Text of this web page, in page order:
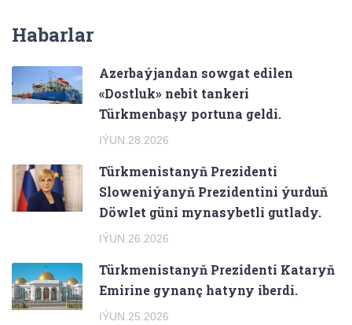
Habarlar
Azerbaýjandan sowgat edilen
«Dostluk» nebit tankeri
Türkmenbaşy portuna geldi.
IÝUN.28.2026
Türkmenistanyň Prezidenti
Sloweniýanyň Prezidentini ýurduň
Döwlet güni mynasybetli gutlady.
IÝUN.26.2026
Türkmenistanyň Prezidenti Kataryň
Emirine gynanç hatyny iberdi.
IÝUN.25.2026